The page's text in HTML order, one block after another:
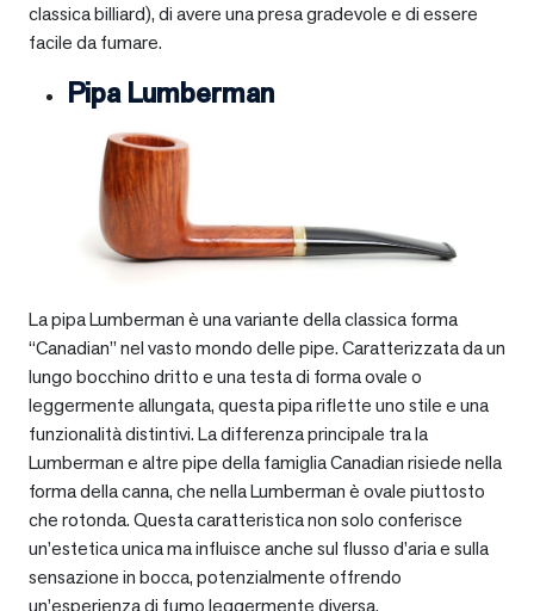
classica billiard), di avere una presa gradevole e di essere
facile da fumare.
Pipa Lumberman
La pipa Lumberman è una variante della classica forma
“Canadian” nel vasto mondo delle pipe. Caratterizzata da un
lungo bocchino dritto e una testa di forma ovale o
leggermente allungata, questa pipa riflette uno stile e una
funzionalità distintivi. La differenza principale tra la
Lumberman e altre pipe della famiglia Canadian risiede nella
forma della canna, che nella Lumberman è ovale piuttosto
che rotonda. Questa caratteristica non solo conferisce
un’estetica unica ma influisce anche sul flusso d’aria e sulla
sensazione in bocca, potenzialmente offrendo
un’esperienza di fumo leggermente diversa.